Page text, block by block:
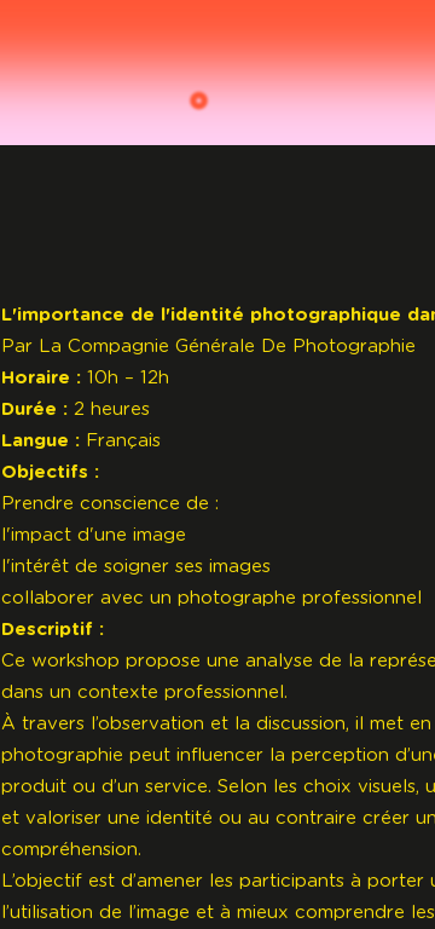
L'importance de l'identité photographique
Par La Compagnie Générale De Photographie
Horaire : 10h – 12h
Durée : 2 heures
Langue : Français
Objectifs :
Prendre conscience de :
l'impact d'une image
l'intérêt de soigner ses images
collaborer avec un photographe professionnel
Descriptif :
Ce workshop propose une analyse de la
dans un contexte professionnel.
À travers l’observation et la discussion, il met
photographie peut influencer la perception
produit ou d’un service. Selon les choix
et valoriser une identité ou au contraire créer
compréhension.
L’objectif est d’amener les participants à
l’utilisation de l’image et à mieux comprendre